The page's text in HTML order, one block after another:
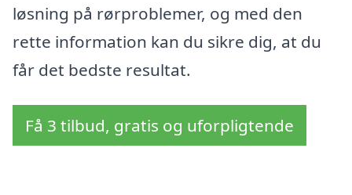
løsning på rørproblemer, og med den
rette information kan du sikre dig, at du
får det bedste resultat.
Få 3 tilbud, gratis og uforpligtende